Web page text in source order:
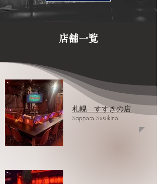
​店舗一覧
札幌 すすきの店
Sapporo Susukino